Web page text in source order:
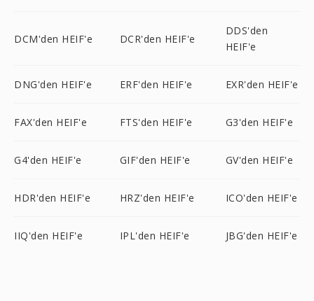
DCM'den HEIF'e DCR'den HEIF'e
DDS'den
HEIF'e
DNG'den HEIF'e ERF'den HEIF'e EXR'den HEIF'e
FAX'den HEIF'e FTS'den HEIF'e G3'den HEIF'e
G4'den HEIF'e GIF'den HEIF'e GV'den HEIF'e
HDR'den HEIF'e HRZ'den HEIF'e ICO'den HEIF'e
IIQ'den HEIF'e IPL'den HEIF'e JBG'den HEIF'e